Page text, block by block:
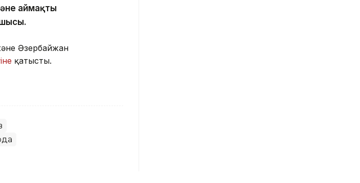
аймақтың
Әзербайжан
қатысты.